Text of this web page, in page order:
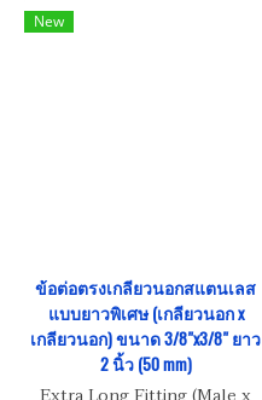
New
ข้อต่อตรงเกลียวนอกสแตนเลส
แบบยาวพิเศษ (เกลียวนอก x
เกลียวนอก) ขนาด 3/8"x3/8" ยาว
2 นิ้ว (50 mm)